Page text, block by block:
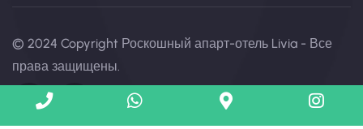
© 2024 Copyright Роскошный апарт-отель Livia - Все
права защищены.